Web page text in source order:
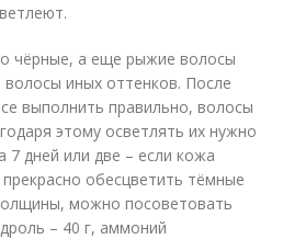
чёрные, а еще рыжие волосы
иных оттенков. После
выполнить правильно, волосы
этому осветлять их нужно
7 дней или две – если кожа
обесцветить тёмные
можно посоветовать
– 40 г, аммоний